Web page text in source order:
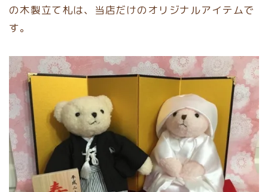
の木製立て札は、当店だけのオリジナルアイテムで
す。